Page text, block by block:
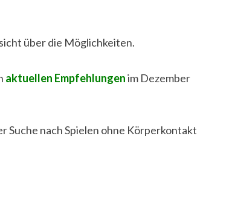
über die Möglichkeiten.
aktuellen Empfehlungenim Dezember
Suche nach Spielen ohne Körperkontakt